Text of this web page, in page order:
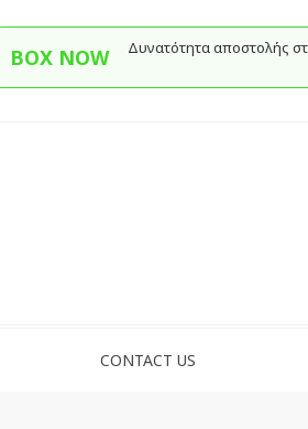
BOX NOW
Δυνατότητα αποστολής
CONTACT US